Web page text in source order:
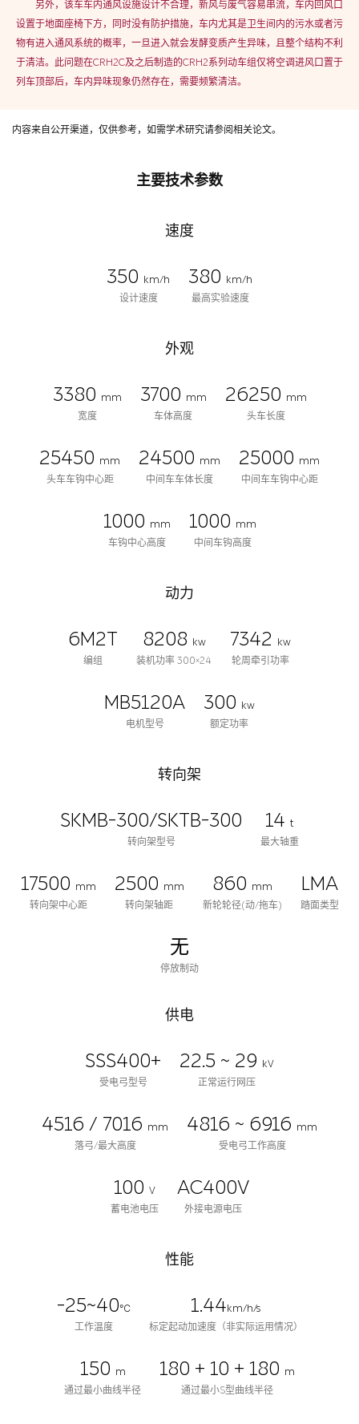
另外，该车车内通风设施设计不合理，新风与废气容易串流，车内回风口
设置于地面座椅下方，同时没有防护措施，车内尤其是卫生间内的污水或者污
物有进入通风系统的概率，一旦进入就会发酵变质产生异味，且整个结构不利
于清洁。此问题在CRH2C及之后制造的CRH2系列动车组仅将空调进风口置于
列车顶部后，车内异味现象仍然存在，需要频繁清洁。
内容来自公开渠道，仅供参考，如需学术研究请参阅相关论文。
主要技术参数
速度
350 km/h
设计速度
380 km/h
最高实验速度
外观
3380 mm
宽度
3700 mm
车体高度
26250 mm
头车长度
25450 mm
头车车钩中心距
24500 mm
中间车车体长度
25000 mm
中间车车钩中心距
1000 mm
车钩中心高度
1000 mm
中间车钩高度
动力
6M2T
编组
8208 kw
装机功率 300×24
7342
kw
轮周牵引功率
MB5120A
电机型号
300 kw
额定功率
转向架
SKMB-300/SKTB-300
转向架型号
14 t
最大轴重
17500 mm
转向架中心距
2500 mm
转向架轴距
860 mm
新轮轮径(动/拖车)
LMA
踏面类型
无
停放制动
供电
SSS400+
受电弓型号
22.5 ~ 29 kV
正常运行网压
4516 / 7016 mm
落弓/最大高度
4816 ~ 6916 mm
受电弓工作高度
100 V
蓄电池电压
AC400V
外接电源电压
性能
-25~40℃
工作温度
1.44km/h/s
标定起动加速度（非实际运用情况）
150 m
通过最小曲线半径
180 + 10 + 180 m
通过最小S型曲线半径